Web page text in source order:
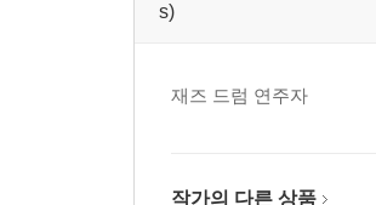
s)
재즈 드럼 연주자
작가의 다른 상품